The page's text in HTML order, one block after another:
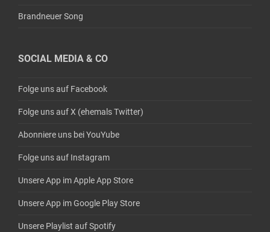
Brandneuer Song
SOCIAL MEDIA & CO
Folge uns auf Facebook
Folge uns auf X (ehemals Twitter)
Abonniere uns bei YouYube
Folge uns auf Instagram
Unsere App im Apple App Store
Unsere App im Google Play Store
Unsere Playlist auf Spotify